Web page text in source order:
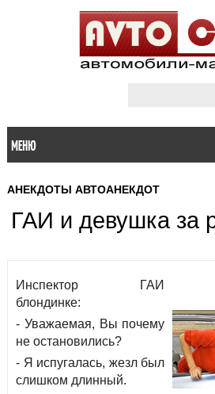
МЕНЮ
АНЕКДОТЫ АВТОАНЕКДОТ
ГАИ и девушка за
Инспектор ГАИ
блондинке:
- Уважаемая, Вы почему
не остановились?
- Я испугалась, жезл был
слишком длинный.